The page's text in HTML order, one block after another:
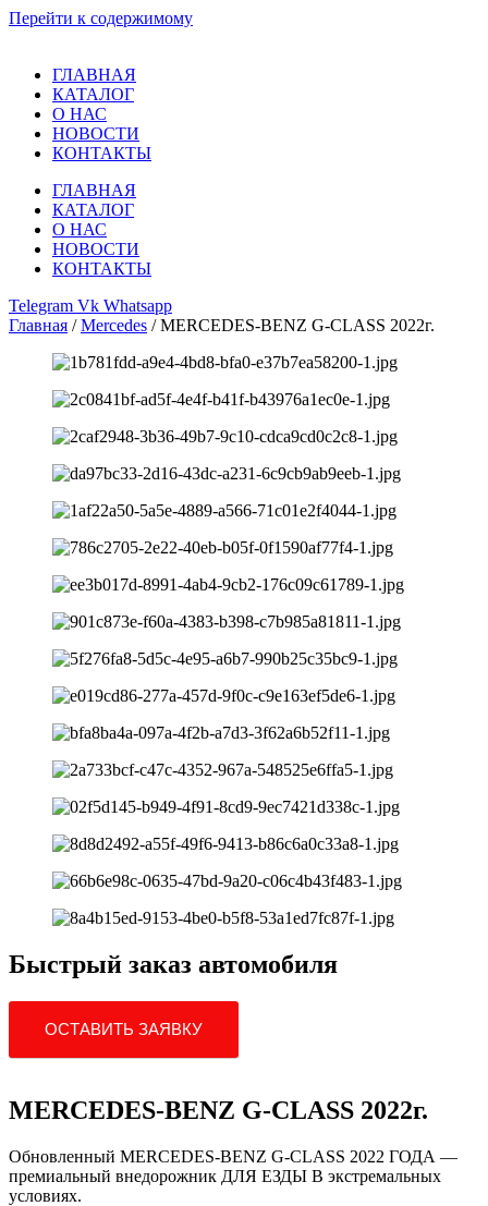
Перейти к содержимому
ГЛАВНАЯ
КАТАЛОГ
О НАС
НОВОСТИ
КОНТАКТЫ
ГЛАВНАЯ
КАТАЛОГ
О НАС
НОВОСТИ
КОНТАКТЫ
Telegram Vk Whatsapp
Главная /Mercedes / MERCEDES-BENZ G-CLASS 2022г.
Быстрый заказ автомобиля
ОСТАВИТЬ ЗАЯВКУ
MERCEDES-BENZ G-CLASS 2022г.
Обновленный MERCEDES-BENZ G-CLASS 2022 ГОДА —
премиальный внедорожник ДЛЯ ЕЗДЫ В экстремальных
условиях.